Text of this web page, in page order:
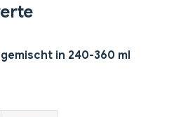
in 240-360 ml